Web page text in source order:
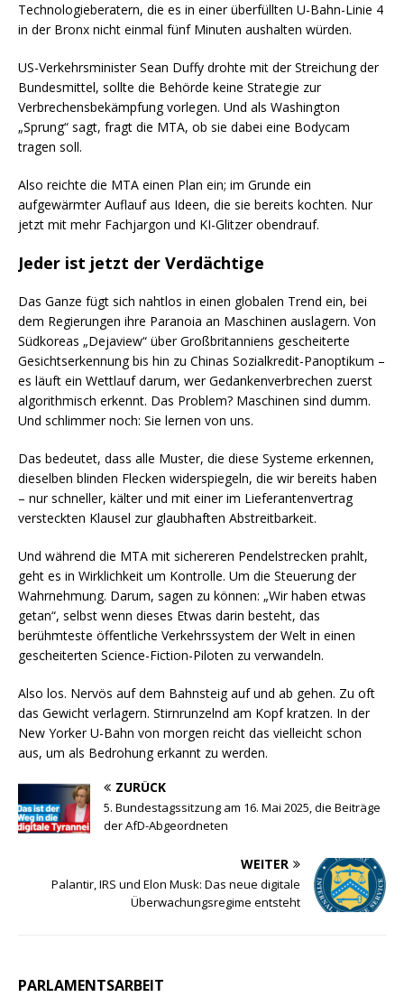
Technologieberatern, die es in einer überfüllten U-Bahn-Linie 4
in der Bronx nicht einmal fünf Minuten aushalten würden.
US-Verkehrsminister Sean Duffy drohte mit der Streichung der
Bundesmittel, sollte die Behörde keine Strategie zur
Verbrechensbekämpfung vorlegen. Und als Washington
„Sprung“ sagt, fragt die MTA, ob sie dabei eine Bodycam
tragen soll.
Also reichte die MTA einen Plan ein; im Grunde ein
aufgewärmter Auflauf aus Ideen, die sie bereits kochten. Nur
jetzt mit mehr Fachjargon und KI-Glitzer obendrauf.
Jeder ist jetzt der Verdächtige
Das Ganze fügt sich nahtlos in einen globalen Trend ein, bei
dem Regierungen ihre Paranoia an Maschinen auslagern. Von
Südkoreas „Dejaview“ über Großbritanniens gescheiterte
Gesichtserkennung bis hin zu Chinas Sozialkredit-Panoptikum –
es läuft ein Wettlauf darum, wer Gedankenverbrechen zuerst
algorithmisch erkennt. Das Problem? Maschinen sind dumm.
Und schlimmer noch: Sie lernen von uns.
Das bedeutet, dass alle Muster, die diese Systeme erkennen,
dieselben blinden Flecken widerspiegeln, die wir bereits haben
– nur schneller, kälter und mit einer im Lieferantenvertrag
versteckten Klausel zur glaubhaften Abstreitbarkeit.
Und während die MTA mit sichereren Pendelstrecken prahlt,
geht es in Wirklichkeit um Kontrolle. Um die Steuerung der
Wahrnehmung. Darum, sagen zu können: „Wir haben etwas
getan“, selbst wenn dieses Etwas darin besteht, das
berühmteste öffentliche Verkehrssystem der Welt in einen
gescheiterten Science-Fiction-Piloten zu verwandeln.
Also los. Nervös auf dem Bahnsteig auf und ab gehen. Zu oft
das Gewicht verlagern. Stirnrunzelnd am Kopf kratzen. In der
New Yorker U-Bahn von morgen reicht das vielleicht schon
aus, um als Bedrohung erkannt zu werden.
ZURÜCK
5. Bundestagssitzung am 16. Mai 2025, die Beiträge
der AfD-Abgeordneten
WEITER
Palantir, IRS und Elon Musk: Das neue digitale
Überwachungsregime entsteht
PARLAMENTSARBEIT